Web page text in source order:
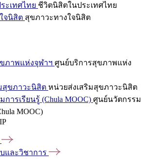
ะเทศไทย ชีวิตนิสิตในประเทศไทย
จนิสิต สุขภาวะทางใจนิสิต
ภาพแห่งจุฬาฯ ศูนย์บริการสุขภาพแห่ง
สุขภาวะนิสิต หน่วยส่งเสริมสุขภาวะนิสิต
ารเรียนรู้ (Chula MOOC) ศูนย์นวัตกรรม
MOOC)
และวิชาการ